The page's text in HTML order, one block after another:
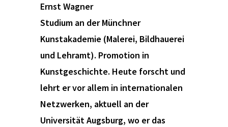
Ernst Wagner
Studium an der Münchner
Kunstakademie (Malerei, Bildhauerei
und Lehramt). Promotion in
Kunstgeschichte. Heute forscht und
lehrt er vor allem in internationalen
Netzwerken, aktuell an der
Universität Augsburg, wo er das